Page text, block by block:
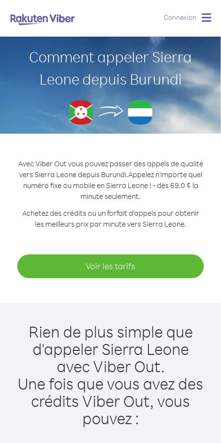
Connexion
Comment appeler Sierra
Leone depuis Burundi
Avec Viber Out vous pouvez passer des appels de qualité
vers Sierra Leone depuis Burundi.Appelez n'importe quel
numéro fixe ou mobile en Sierra Leone ! - dès 69.0 ¢ la
minute seulement.
Achetez des crédits ou un forfait d’appels pour obtenir
les meilleurs prix par minute vers Sierra Leone.
Voir les tarifs
Rien de plus simple que
d'appeler Sierra Leone
avec Viber Out.
Une fois que vous avez des
crédits Viber Out, vous
pouvez :